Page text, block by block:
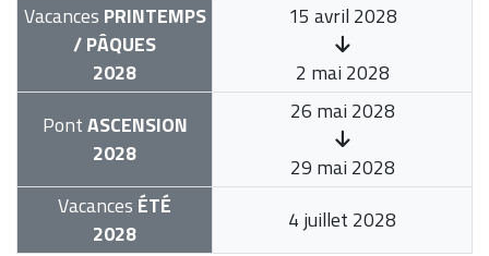
Vacances PRINTEMPS
/ PÂQUES
2028
15 avril 2028
2 mai 2028
PontASCENSION
2028
26 mai 2028
29 mai 2028
Vacances ÉTÉ
2028
4 juillet 2028